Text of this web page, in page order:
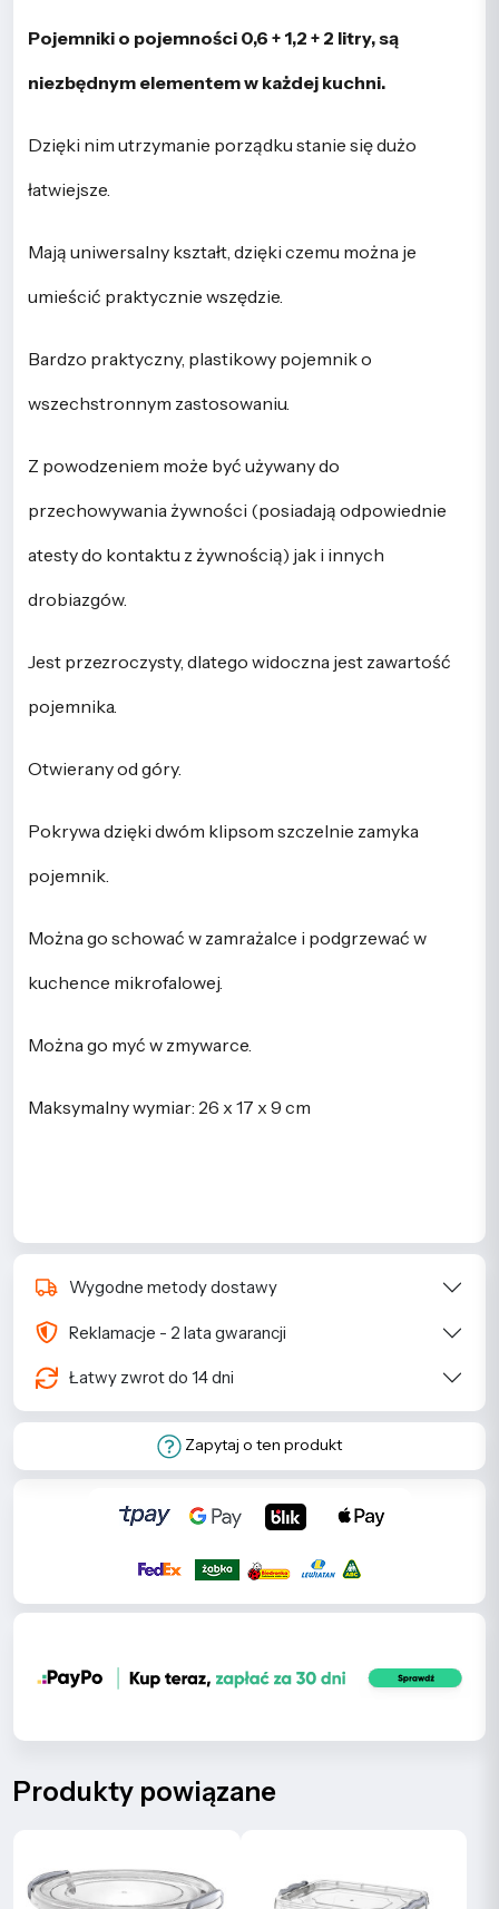
Pojemniki o pojemności 0,6 + 1,2 + 2 litry, są
niezbędnym elementem w każdej kuchni.
Dzięki nim utrzymanie porządku stanie się dużo
łatwiejsze.
Mają uniwersalny kształt, dzięki czemu można je
umieścić praktycznie wszędzie.
Bardzo praktyczny, plastikowy pojemnik o
wszechstronnym zastosowaniu.
Z powodzeniem może być używany do
przechowywania żywności (posiadają odpowiednie
atesty do kontaktu z żywnością) jak i innych
drobiazgów.
Jest przezroczysty, dlatego widoczna jest zawartość
pojemnika.
Otwierany od góry.
Pokrywa dzięki dwóm klipsom szczelnie zamyka
pojemnik.
Można go schować w zamrażalce i podgrzewać w
kuchence mikrofalowej.
Można go myć w zmywarce.
Maksymalny wymiar: 26 x 17 x 9 cm
Wygodne metody dostawy
Reklamacje - 2 lata gwarancji
Łatwy zwrot do 14 dni
Zapytaj o ten produkt
Produkty powiązane